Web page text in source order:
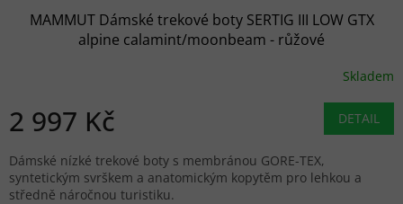
MAMMUT Dámské trekové boty SERTIG III LOW GTX
alpine calamint/moonbeam - růžové
Skladem
2 997 Kč DETAIL
Dámské nízké trekové boty s membránou GORE-TEX,
syntetickým svrškem a anatomickým kopytěm pro lehkou a
středně náročnou turistiku.